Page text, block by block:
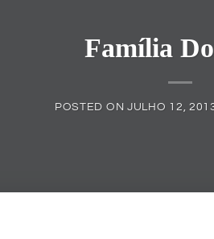
Família
POSTED ON JULHO 12,